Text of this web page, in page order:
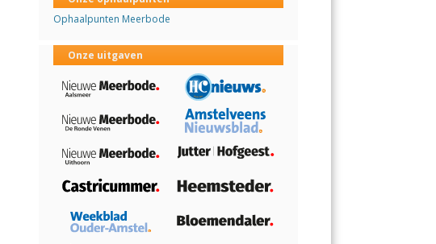
Ophaalpunten Meerbode
Onze uitgaven